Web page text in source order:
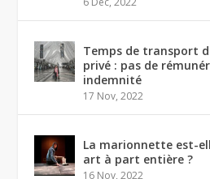
Temps de transport
privé : pas de
indemnité
17 Nov, 2022
La marionnette est-
art à part entière ?
16 Nov, 2022